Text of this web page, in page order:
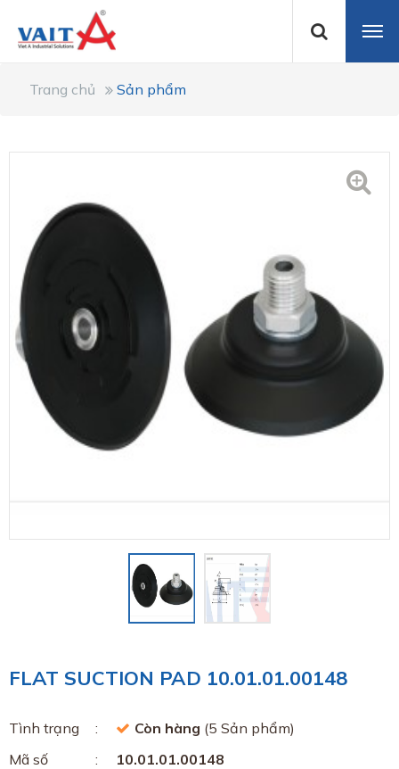
Trang chủ Sản phẩm
FLAT SUCTION PAD 10.01.01.00148
Tình trạng Còn hàng (5 Sản phẩm)
Mã số
10.01.01.00148